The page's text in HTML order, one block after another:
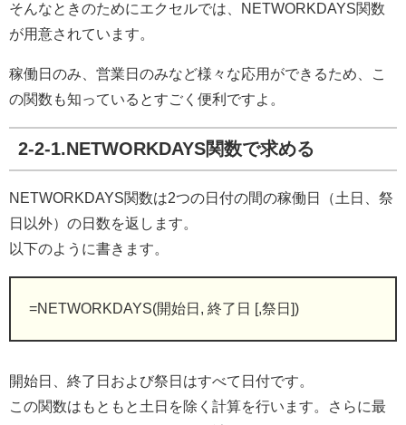
そんなときのためにエクセルでは、NETWORKDAYS関数
が用意されています。
稼働日のみ、営業日のみなど様々な応用ができるため、こ
の関数も知っているとすごく便利ですよ。
2-2-1.NETWORKDAYS関数で求める
NETWORKDAYS関数は2つの日付の間の稼働日（土日、祭
日以外）の日数を返します。
以下のように書きます。
=NETWORKDAYS(開始日, 終了日 [,祭日])
開始日、終了日および祭日はすべて日付です。
この関数はもともと土日を除く計算を行います。さらに最